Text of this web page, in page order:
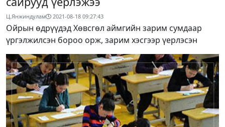
Ц.Янжиндулам 2021-08-18 09:27:43
Ойрын өдрүүдэд Хөвсгөл аймгийн зарим сумдаар
үргэлжилсэн бороо орж, зарим хэсгээр үерлэсэн